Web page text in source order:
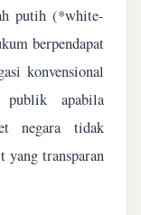
putih (*white-
berpendapat
konvensional
publik apabila
negara tidak
yang transparan